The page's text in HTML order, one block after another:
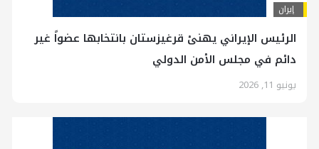
إيران
الرئيس الإيراني يهنئ قرغيزستان بانتخابها عضواً غير
دائم في مجلس الأمن الدولي
يونيو 11, 2026